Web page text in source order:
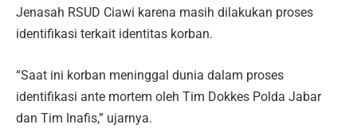
Jenasah RSUD Ciawi karena masih dilakukan proses
identifikasi terkait identitas korban.
“Saat ini korban meninggal dunia dalam proses
identifikasi ante mortem oleh Tim Dokkes Polda Jabar
dan Tim Inafis,” ujarnya.